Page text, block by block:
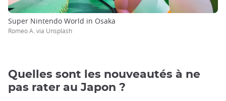
Super Nintendo World in Osaka
Romeo A. via Unsplash
Quelles sont les nouveautés à ne
pas rater au Japon ?